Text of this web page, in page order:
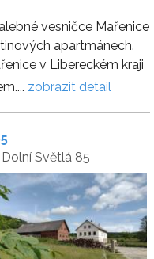
vesničce Mařenice
apartmánech.
v Libereckém kraji
zobrazit detail
Dolní Světlá 85